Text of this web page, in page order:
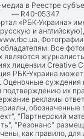
в Реестре
— R40-05347
«РБК-Украина»
и
.
Все
являются
лицензии Creative
РБК-Украина может
Оценочные суждения
их
рекламы
"Партнерский
"Резонанс"
как правило, для